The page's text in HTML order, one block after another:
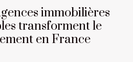
immobilières
transforment le
en France